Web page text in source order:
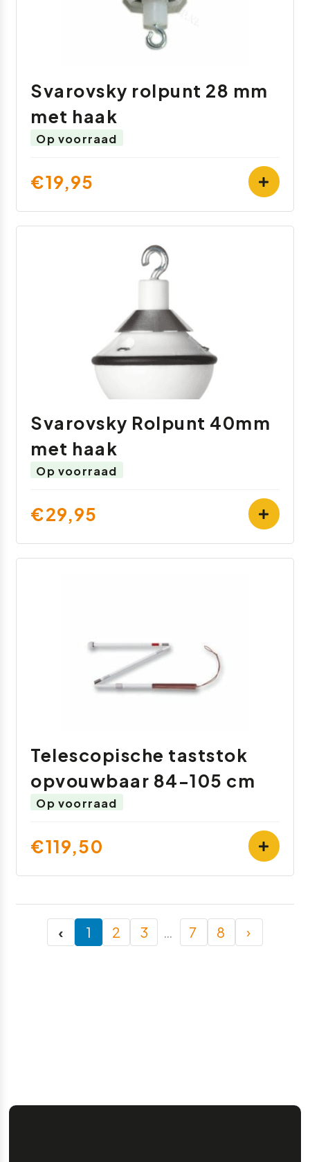
Svarovsky rolpunt 28 mm
met haak
Op voorraad
€19,95
Svarovsky Rolpunt 40mm
met haak
Op voorraad
€29,95
Telescopische taststok
opvouwbaar 84-105 cm
Op voorraad
€119,50
‹ 1 2 3 … 7 8 ›